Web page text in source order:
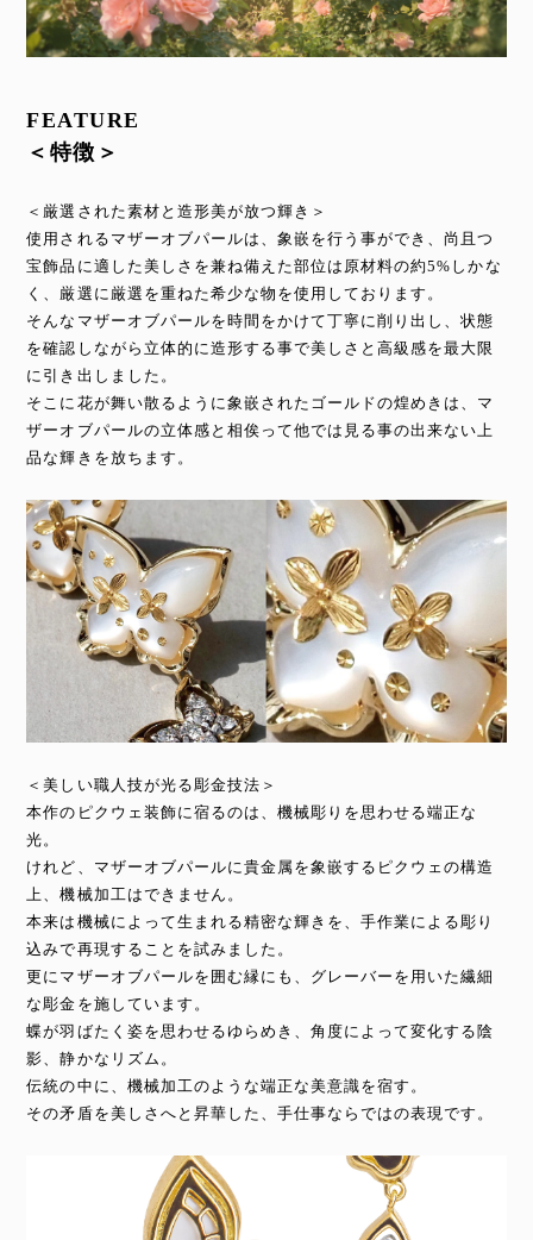
FEATURE
＜特徴＞
＜厳選された素材と造形美が放つ輝き＞
使用されるマザーオブパールは、象嵌を行う事ができ、尚且つ
宝飾品に適した美しさを兼ね備えた部位は原材料の約5%しかな
く、厳選に厳選を重ねた希少な物を使用しております。
そんなマザーオブパールを時間をかけて丁寧に削り出し、状態
を確認しながら立体的に造形する事で美しさと高級感を最大限
に引き出しました。
そこに花が舞い散るように象嵌されたゴールドの煌めきは、マ
ザーオブパールの立体感と相俟って他では見る事の出来ない上
品な輝きを放ちます。
＜美しい職人技が光る彫金技法＞
本作のピクウェ装飾に宿るのは、機械彫りを思わせる端正な
光。
けれど、マザーオブパールに貴金属を象嵌するピクウェの構造
上、機械加工はできません。
本来は機械によって生まれる精密な輝きを、手作業による彫り
込みで再現することを試みました。
更にマザーオブパールを囲む縁にも、グレーバーを用いた繊細
な彫金を施しています。
蝶が羽ばたく姿を思わせるゆらめき、角度によって変化する陰
影、静かなリズム。
伝統の中に、機械加工のような端正な美意識を宿す。
その矛盾を美しさへと昇華した、手仕事ならではの表現です。